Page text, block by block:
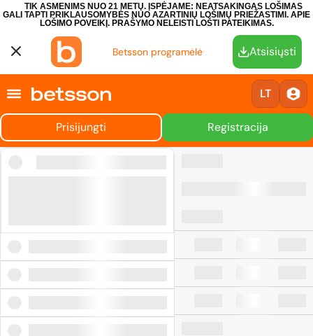
TIK ASMENIMS NUO 21 METŲ. ĮSPĖJAME: NEATSAKINGAS LOŠIMAS
GALI TAPTI PRIKLAUSOMYBĖS NUO AZARTINIŲ LOŠIMŲ PRIEŽASTIMI. APIE
LOŠIMO POVEIKĮ. PRAŠYMO NELEISTI LOŠTI PATEIKIMAS.
Betsson programėlė Atsisiųsti
LT
Prisijungti Registracija